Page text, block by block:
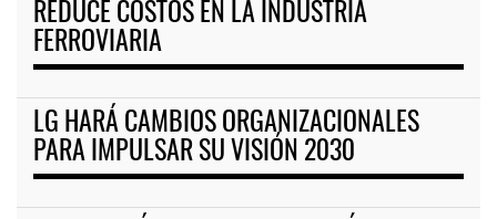
REDUCE COSTOS EN LA INDUSTRIA
FERROVIARIA
LG HARÁ CAMBIOS ORGANIZACIONALES
PARA IMPULSAR SU VISIÓN 2030